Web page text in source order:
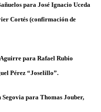
para José Ignacio Uceda
Cortés (confirmación de
para Rafael Rubio
Pérez “Joselillo”.
Segovia para Thomas Jouber,